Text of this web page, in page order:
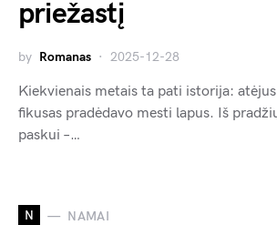
priežastį
by Romanas 2025-12-28
Kiekvienais metais ta pati istorija:
fikusas pradėdavo mesti lapus. Iš
paskui –…
N NAMAI